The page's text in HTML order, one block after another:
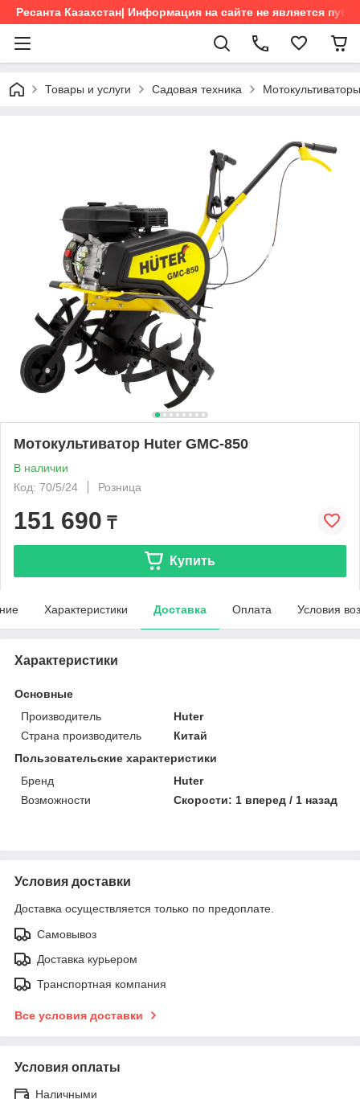
Ресанта Казахстан| Информация на сайте не является
Товары и услуги Садовая техника Мотокультиваторы
Мотокультиватор Huter GMC-850
В наличии
Код: 70/5/24
Розница
151 690 ₸
Купить
Характеристики Доставка Оплата Условия
Характеристики
Основные
Производитель
Huter
Страна производитель
Китай
Пользовательские характеристики
Бренд
Huter
Возможности
Скорости: 1 вперед / 1 назад
Условия доставки
Доставка осуществляется только по предоплате.
Самовывоз
Доставка курьером
Транспортная компания
Все условия доставки
Условия оплаты
Наличными